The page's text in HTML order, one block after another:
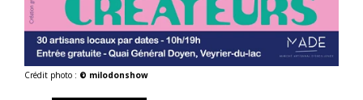
Crédit photo : © milodonshow